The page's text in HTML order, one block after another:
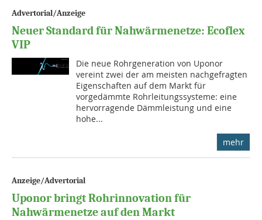
Advertorial/Anzeige
Neuer Standard für Nahwärmenetze: Ecoflex
VIP
Die neue Rohrgeneration von Uponor
vereint zwei der am meisten nachgefragten
Eigenschaften auf dem Markt für
vorgedämmte Rohrleitungssysteme: eine
hervorragende Dämmleistung und eine
hohe...
mehr
Anzeige/Advertorial
Uponor bringt Rohrinnovation für
Nahwärmenetze auf den Markt